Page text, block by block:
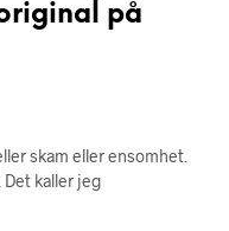
på
skam eller ensomhet.
kaller jeg